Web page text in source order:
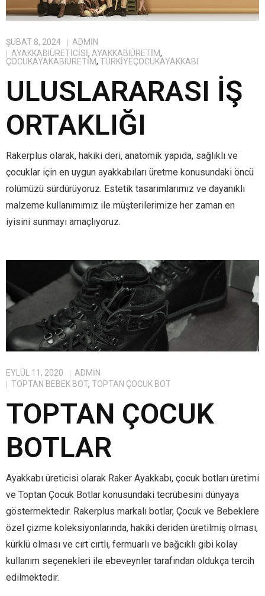
ŞUBAT 8, 2024
ADMIN
AYAKKABIÜRETICISI, AYAKKABIÜRETIM,
ÇOCUKAYAKABIÜRETIM, TÜRKIYEÇOCUKAYAKKABI
ULUSLARARASI İŞ
ORTAKLIĞI
Rakerplus olarak, hakiki deri, anatomik yapıda, sağlıklı ve
çocuklar için en uygun ayakkabıları üretme konusundaki öncü
rolümüzü sürdürüyoruz. Estetik tasarımlarımız ve dayanıklı
malzeme kullanımımız ile müşterilerimize her zaman en
iyisini sunmayı amaçlıyoruz.
EYLÜL 11, 2020
ADMIN
TOPTAN BEBEK BOT, TOPTAN ÇOCUK BOT
TOPTAN ÇOCUK
BOTLAR
Ayakkabı üreticisi olarak Raker Ayakkabı, çocuk botları üretimi
ve Toptan Çocuk Botlar konusundaki tecrübesini dünyaya
göstermektedir. Rakerplus markalı botlar, Çocuk ve Bebeklere
özel çizme koleksiyonlarında, hakiki deriden üretilmiş olması,
kürklü olması ve cırt cırtlı, fermuarlı ve bağcıklı gibi kolay
kullanım seçenekleri ile ebeveynler tarafından oldukça tercih
edilmektedir.